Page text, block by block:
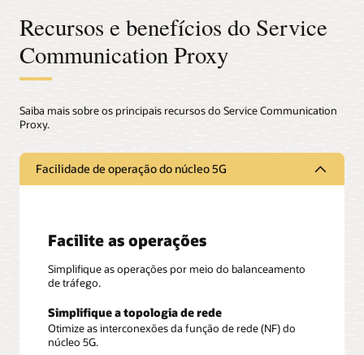
Recursos e benefícios do Service
Communication Proxy
Saiba mais sobre os principais recursos do Service Communication
Proxy.
Facilidade de operação do núcleo 5G
Facilite as operações
Simplifique as operações por meio do balanceamento
de tráfego.
Simplifique a topologia de rede
Otimize as interconexões da função de rede (NF) do
núcleo 5G.